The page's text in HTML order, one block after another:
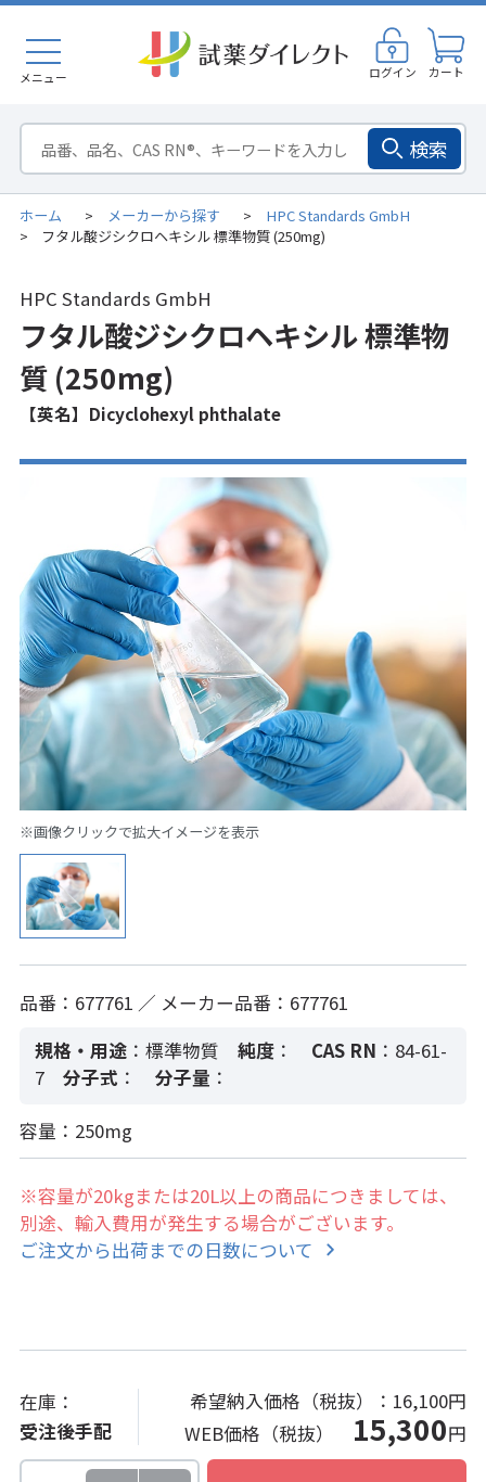
メニュー ログイン カート
検索
ホーム > メーカーから探す > HPC Standards GmbH
> フタル酸ジシクロヘキシル 標準物質 (250mg)
HPC Standards GmbH
フタル酸ジシクロヘキシル 標準物
質 (250mg)
【英名】Dicyclohexyl phthalate
※画像クリックで拡大イメージを表示
品番：677761 ／ メーカー品番：677761
規格・用途 ：標準物質 純度： CAS RN ：84-61-
7
分子式 ： 分子量 ：
容量：250mg
※容量が20kgまたは20L以上の商品につきましては、
別途、輸入費用が発生する場合がございます。
ご注文から出荷までの日数について
在庫：
受注後手配
希望納入価格（税抜）： 16,100円
WEB価格（税抜） 15,300円